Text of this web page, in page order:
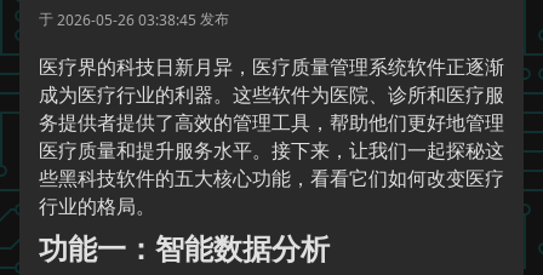
于2026-05-26 03:38:45 发布
医疗界的科技日新月异，医疗质量管理系统软件正逐渐
成为医疗行业的利器。这些软件为医院、诊所和医疗服
务提供者提供了高效的管理工具，帮助他们更好地管理
医疗质量和提升服务水平。接下来，让我们一起探秘这
些黑科技软件的五大核心功能，看看它们如何改变医疗
行业的格局。
功能一：智能数据分析